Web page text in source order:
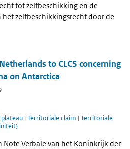
tot zelfbeschikking en de
zelfbeschikkingsrecht door de
to CLCS concerning
on Antarctica
| Territoriale claim | Territoriale
Note Verbale van het Koninkrijk der